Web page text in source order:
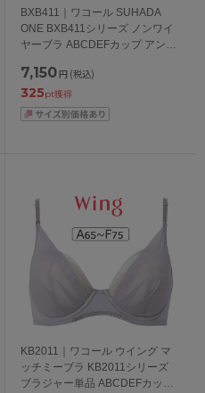
BXB411｜ワコール SUHADA
ONE BXB411シリーズ ノンワイ
ヤーブラ ABCDEFカップ アンダ
7,150 円 (税込)
325pt獲得
KB2011｜ワコール ウイング マ
ッチミーブラ KB2011シリーズ
ブラジャー単品 ABCDEFカップ